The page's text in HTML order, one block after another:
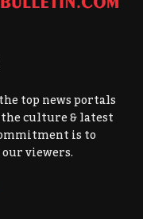
top news portals
culture & latest
is to
viewers.